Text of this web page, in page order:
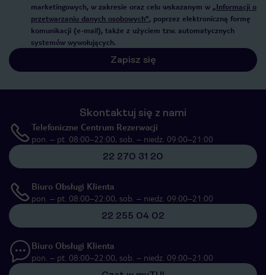
marketingowych, w zakresie oraz celu wskazanym w „Informacji o
przetwarzaniu danych osobowych”, poprzez elektroniczną formę
komunikacji (e-mail), także z użyciem tzw. automatycznych
systemów wywołujących.
Zapisz się
Skontaktuj się z nami
Telefoniczne Centrum Rezerwacji
pon. – pt. 08:00–22:00, sob. – niedz. 09:00–21:00
22 270 31 20
Biuro Obsługi Klienta
pon. – pt. 08:00–22:00, sob. – niedz. 09:00–21:00
22 255 04 02
Biuro Obsługi Klienta
pon. – pt. 08:00–22:00, sob. – niedz. 09:00–21:00